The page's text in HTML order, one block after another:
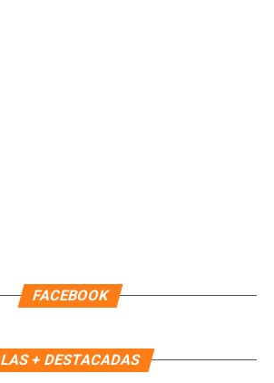
FACEBOOK
LAS + DESTACADAS